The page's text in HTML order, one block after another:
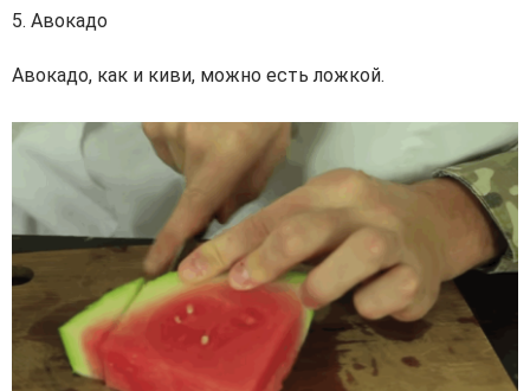
5. Авокадо
Авокадо, как и киви, можно есть ложкой.